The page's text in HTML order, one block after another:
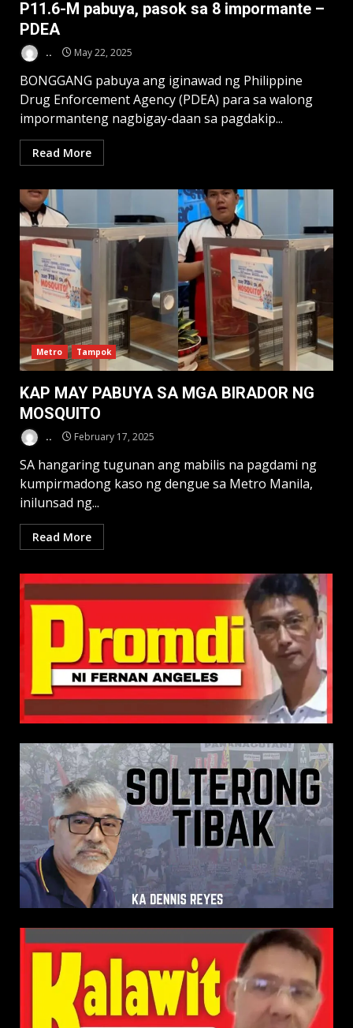
P11.6-M pabuya, pasok sa 8 impormante –
PDEA
.. May 22, 2025
BONGGANG pabuya ang iginawad ng Philippine
Drug Enforcement Agency (PDEA) para sa walong
impormanteng nagbigay-daan sa pagdakip...
Read More
Metro Tampok
KAP MAY PABUYA SA MGA BIRADOR NG
MOSQUITO
.. February 17, 2025
SA hangaring tugunan ang mabilis na pagdami ng
kumpirmadong kaso ng dengue sa Metro Manila,
inilunsad ng...
Read More